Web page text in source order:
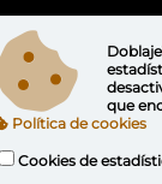
que
Política de cookies
Cookies de